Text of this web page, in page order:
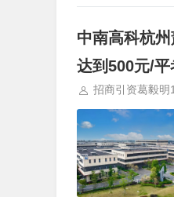
中南高科杭
达到500元/平
招商引资葛毅